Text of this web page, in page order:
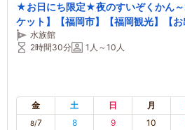
★お日にち限定★夜のすいぞくかん
ケット】【福岡市】【福岡観光】【お
水族館
2時間30分
1人～10人
金 土 日 月
8/7 8 9 10